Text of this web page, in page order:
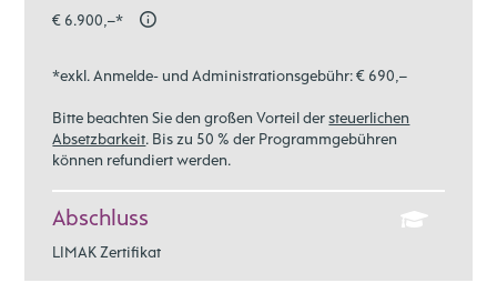
€ 6.900,–*
*exkl. Anmelde- und Administrationsgebühr: € 690,–
Bitte beachten Sie den großen Vorteil dersteuerlichen
Absetzbarkeit. Bis zu 50 % der Programmgebühren
können refundiert werden.
Abschluss
LIMAK Zertifikat